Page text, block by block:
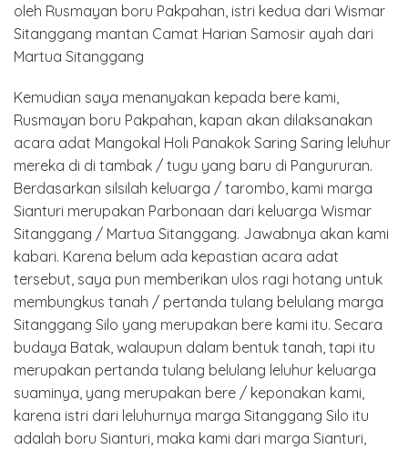
oleh Rusmayan boru Pakpahan, istri kedua dari Wismar
Sitanggang mantan Camat Harian Samosir ayah dari
Martua Sitanggang
Kemudian saya menanyakan kepada bere kami,
Rusmayan boru Pakpahan, kapan akan dilaksanakan
acara adat Mangokal Holi Panakok Saring Saring leluhur
mereka di di tambak / tugu yang baru di Pangururan.
Berdasarkan silsilah keluarga / tarombo, kami marga
Sianturi merupakan Parbonaan dari keluarga Wismar
Sitanggang / Martua Sitanggang. Jawabnya akan kami
kabari. Karena belum ada kepastian acara adat
tersebut, saya pun memberikan ulos ragi hotang untuk
membungkus tanah / pertanda tulang belulang marga
Sitanggang Silo yang merupakan bere kami itu. Secara
budaya Batak, walaupun dalam bentuk tanah, tapi itu
merupakan pertanda tulang belulang leluhur keluarga
suaminya, yang merupakan bere / keponakan kami,
karena istri dari leluhurnya marga Sitanggang Silo itu
adalah boru Sianturi, maka kami dari marga Sianturi,